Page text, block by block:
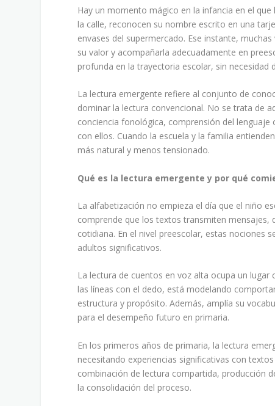
Hay un momento mágico en la infancia en el que
la calle, reconocen su nombre escrito en una
envases del supermercado. Ese instante,
su valor y acompañarla adecuadamente en
profunda en la trayectoria escolar, sin
La lectura emergente refiere al conjunto de
dominar la lectura convencional. No se trata de
conciencia fonológica, comprensión del
con ellos. Cuando la escuela y la familia
más natural y menos tensionado.
Qué es la lectura emergente y por qué
La alfabetización no empieza el día que el niño
comprende que los textos transmiten mensajes,
cotidiana. En el nivel preescolar, estas nociones
adultos significativos.
La lectura de cuentos en voz alta ocupa un
las líneas con el dedo, está modelando
estructura y propósito. Además, amplía su
para el desempeño futuro en primaria.
En los primeros años de primaria, la lectura
necesitando experiencias significativas con
combinación de lectura compartida, producción
la consolidación del proceso.